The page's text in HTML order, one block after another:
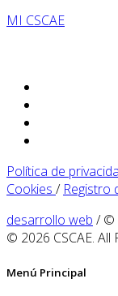
MI CSCAE
Política de
Cookies / Registro
desarrollo web / ©
© 2026 CSCAE. All
Menú Principal